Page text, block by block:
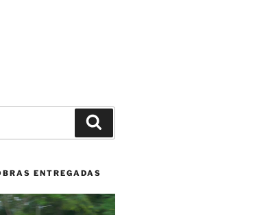
ENTREGADAS